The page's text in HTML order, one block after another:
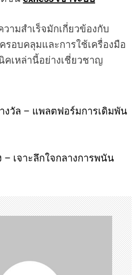
ามสำเร็จมักเกี่ยวข้องกับ
รอบคลุมและการใช้เครื่องมือ
คเหล่านี้อย่างเชี่ยวชาญ
งวัล – แพลตฟอร์มการเดิมพัน
– เจาะลึกใจกลางการพนัน